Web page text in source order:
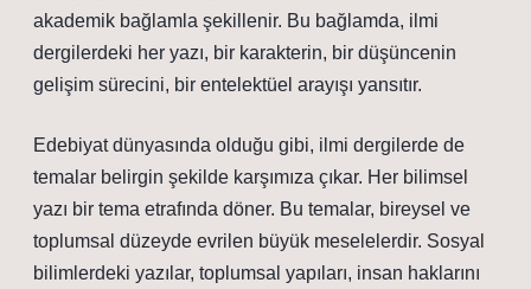
akademik bağlamla şekillenir. Bu bağlamda, ilmi
dergilerdeki her yazı, bir karakterin, bir düşüncenin
gelişim sürecini, bir entelektüel arayışı yansıtır.
Edebiyat dünyasında olduğu gibi, ilmi dergilerde de
temalar belirgin şekilde karşımıza çıkar. Her bilimsel
yazı bir tema etrafında döner. Bu temalar, bireysel ve
toplumsal düzeyde evrilen büyük meselelerdir. Sosyal
bilimlerdeki yazılar, toplumsal yapıları, insan haklarını